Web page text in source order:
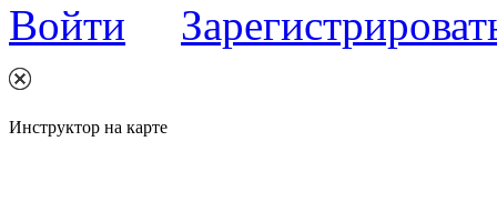
Войти
Инструктор на карте